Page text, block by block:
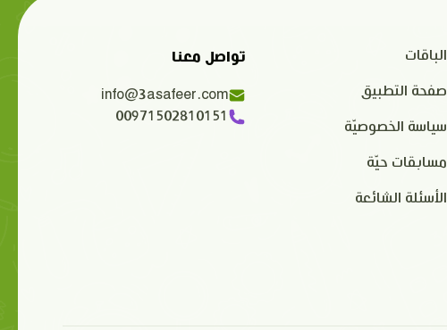
الباقات
صفحة التطبيق
سياسة الخصوصيّة
مسابقات حيّة
الأسئلة الشائعة
تواصل معنا
info@3asafeer.com
00971502810151